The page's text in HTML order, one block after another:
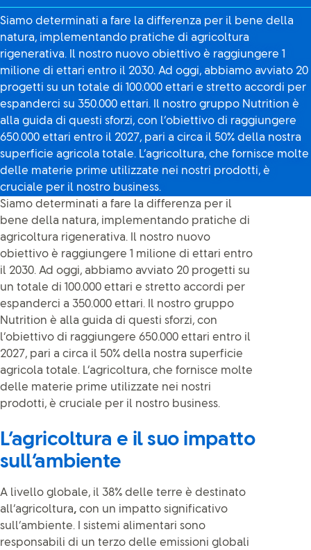
Siamo determinati a fare la differenza per il bene della
natura, implementando pratiche di agricoltura
rigenerativa. Il nostro nuovo obiettivo è raggiungere 1
milione di ettari entro il 2030. Ad oggi, abbiamo avviato 20
progetti su un totale di 100.000 ettari e stretto accordi per
espanderci su 350.000 ettari. Il nostro gruppo Nutrition è
alla guida di questi sforzi, con l’obiettivo di raggiungere
650.000 ettari entro il 2027, pari a circa il 50% della nostra
superficie agricola totale. L’agricoltura, che fornisce molte
delle materie prime utilizzate nei nostri prodotti, è
cruciale per il nostro business.
Siamo determinati a fare la differenza per il
bene della natura, implementando pratiche di
agricoltura rigenerativa. Il nostro nuovo
obiettivo è raggiungere 1 milione di ettari entro
il 2030. Ad oggi, abbiamo avviato 20 progetti su
un totale di 100.000 ettari e stretto accordi per
espanderci a 350.000 ettari. Il nostro gruppo
Nutrition è alla guida di questi sforzi, con
l’obiettivo di raggiungere 650.000 ettari entro il
2027, pari a circa il 50% della nostra superficie
agricola totale. L’agricoltura, che fornisce molte
delle materie prime utilizzate nei nostri
prodotti, è cruciale per il nostro business.
L’agricoltura e il suo impatto
sull’ambiente
A livello globale, il 38% delle terre è destinato
all’agricoltura, con un impatto significativo
sull’ambiente. I sistemi alimentari sono
responsabili di un terzo delle emissioni globali